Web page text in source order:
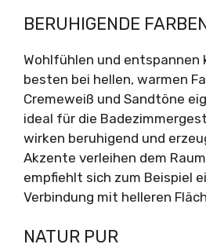
BERUHIGENDE
Wohlfühlen und entspannen
besten bei hellen, warmen
Cremeweiß und Sandtöne
ideal für die
wirken beruhigend und
Akzente verleihen dem
empfiehlt sich zum Beispiel
Verbindung mit helleren
NATUR PUR